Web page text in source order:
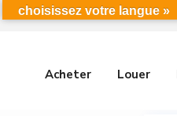
Acheter Louer
choisissez votre langue »